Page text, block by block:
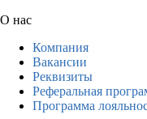
О нас
Компания
Вакансии
Реквизиты
Реферальная
Программа